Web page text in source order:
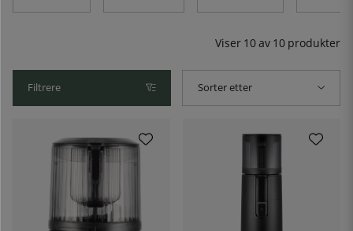
de hardeste grønnsakene. Her finner du utvalget vårt av
Viser 10av 10 produkter
Filtrere Sorter etter